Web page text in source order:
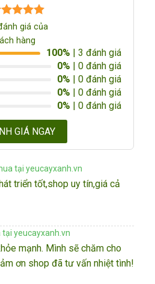
trên 5
trên
giá
giá của
hàng
100% | 3 đánh giá
0% | 0 đánh giá
0% | 0 đánh giá
0% | 0 đánh giá
0% | 0 đánh giá
GIÁ NGAY
tại yeucayxanh.vn
triển tốt,shop uy tín,giá cả
yeucayxanh.vn
mạnh. Mình sẽ chăm cho
ơn shop đã tư vấn nhiệt tình!